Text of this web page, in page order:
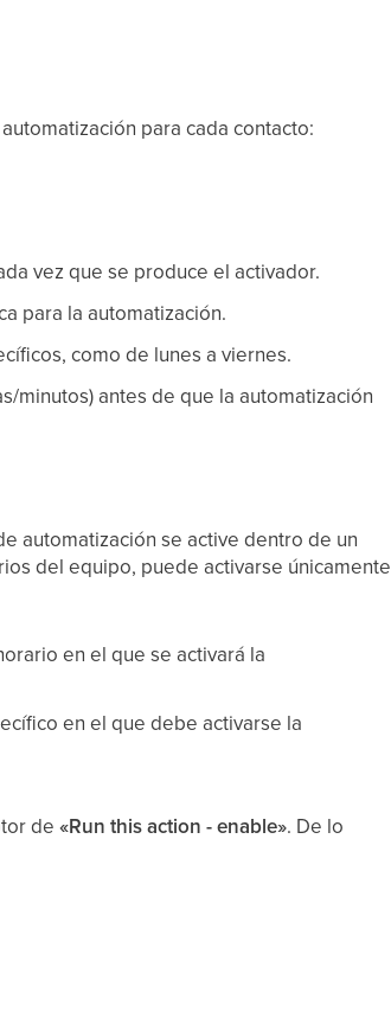
para cada contacto:
vez que se produce el activador.
para la automatización.
como de lunes a viernes.
minutos) antes de que la automatización
automatización se active dentro de un
del equipo, puede activarse únicamente
en el que se activará la
en el que debe activarse la
de«Run this action - enable». De lo